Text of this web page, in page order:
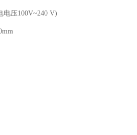
压100V~240 V)